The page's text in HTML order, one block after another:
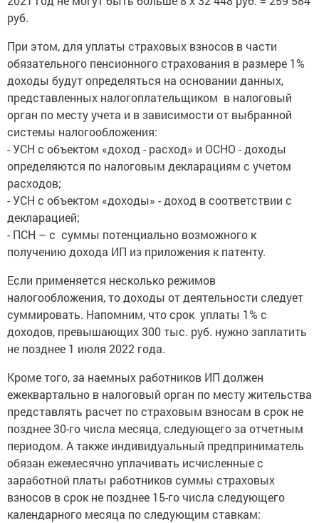
руб.
При этом, для уплаты страховых взносов в части
обязательного пенсионного страхования в размере 1%
доходы будут определяться на основании данных,
представленных налогоплательщиком в налоговый
орган по месту учета и в зависимости от выбранной
системы налогообложения:
- УСН с объектом «доход - расход» и ОСНО - доходы
определяются по налоговым декларациям с учетом
расходов;
- УСН с объектом «доходы» - доход в соответствии с
декларацией;
- ПСН – с суммы потенциально возможного к
получению дохода ИП из приложения к патенту.
Если применяется несколько режимов
налогообложения, то доходы от деятельности следует
суммировать. Напомним, что срок уплаты 1% с
доходов, превышающих 300 тыс. руб. нужно заплатить
не позднее 1 июля 2022 года.
Кроме того, за наемных работников ИП должен
ежеквартально в налоговый орган по месту жительства
представлять расчет по страховым взносам в срок не
позднее 30-го числа месяца, следующего за отчетным
периодом. А также индивидуальный предприниматель
обязан ежемесячно уплачивать исчисленные с
заработной платы работников суммы страховых
взносов в срок не позднее 15-го числа следующего
календарного месяца по следующим ставкам: